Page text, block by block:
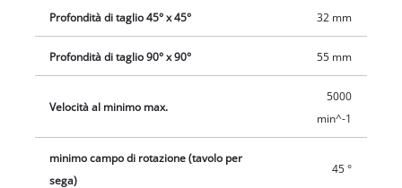
Profondità di taglio 45° x 45° 32 mm
Profondità di taglio 90° x 90° 55 mm
Velocità al minimo max.
5000
min^-1
minimo campo di rotazione (tavolo per
sega)
45 °